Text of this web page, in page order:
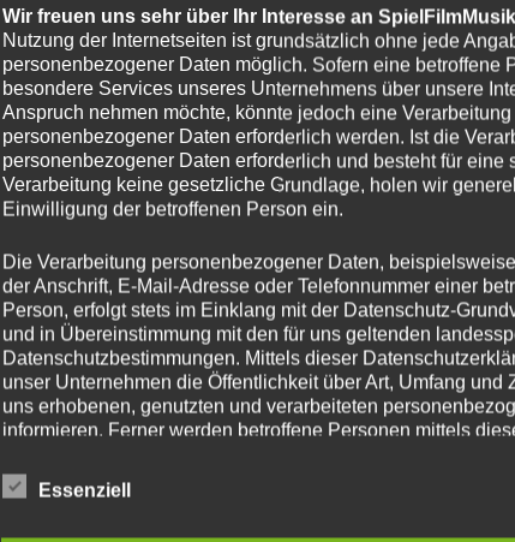
Wir freuen uns sehr über Ihr Interesse an SpielFilmMusik
Nutzung der Internetseiten ist grundsätzlich ohne jede
personenbezogener Daten möglich. Sofern eine betroffene
besondere Services unseres Unternehmens über unsere
Anspruch nehmen möchte, könnte jedoch eine Verarbeitung
personenbezogener Daten erforderlich werden. Ist die
personenbezogener Daten erforderlich und besteht für eine
Verarbeitung keine gesetzliche Grundlage, holen wir
Einwilligung der betroffenen Person ein.
Die Verarbeitung personenbezogener Daten,
der Anschrift, E-Mail-Adresse oder Telefonnummer einer
Person, erfolgt stets im Einklang mit der Datenschutz-
und in Übereinstimmung mit den für uns geltenden
Datenschutzbestimmungen. Mittels dieser
unser Unternehmen die Öffentlichkeit über Art, Umfang und
uns erhobenen, genutzten und verarbeiteten
informieren. Ferner werden betroffene Personen mittels
Essenziell